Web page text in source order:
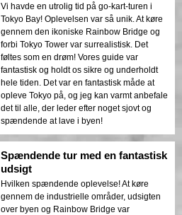
Vi havde en utrolig tid på go-kart-turen i
Tokyo Bay! Oplevelsen var så unik. At køre
gennem den ikoniske Rainbow Bridge og
forbi Tokyo Tower var surrealistisk. Det
føltes som en drøm! Vores guide var
fantastisk og holdt os sikre og underholdt
hele tiden. Det var en fantastisk måde at
opleve Tokyo på, og jeg kan varmt anbefale
det til alle, der leder efter noget sjovt og
spændende at lave i byen!
Spændende tur med en fantastisk
udsigt
Hvilken spændende oplevelse! At køre
gennem de industrielle områder, udsigten
over byen og Rainbow Bridge var